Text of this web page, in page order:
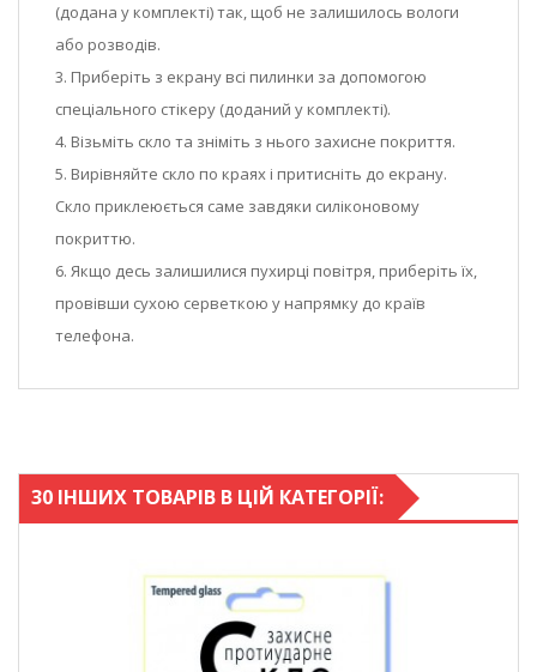
(додана у комплекті) так, щоб не залишилось вологи
або розводів.
3. Приберіть з екрану всі пилинки за допомогою
спеціального стікеру (доданий у комплекті).
4. Візьміть скло та зніміть з нього захисне покриття.
5. Вирівняйте скло по краях і притисніть до екрану.
Скло приклеюється саме завдяки силіконовому
покриттю.
6. Якщо десь залишилися пухирці повітря, приберіть їх,
провівши сухою серветкою у напрямку до країв
телефона.
30 ІНШИХ ТОВАРІВ В ЦІЙ КАТЕГОРІЇ: